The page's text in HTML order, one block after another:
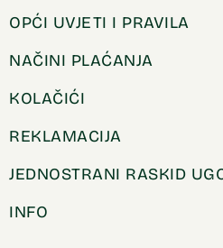
OPĆI UVJETI I PRAVILA
NAČINI PLAĆANJA
KOLAČIĆI
REKLAMACIJA
JEDNOSTRANI RASKID
INFO